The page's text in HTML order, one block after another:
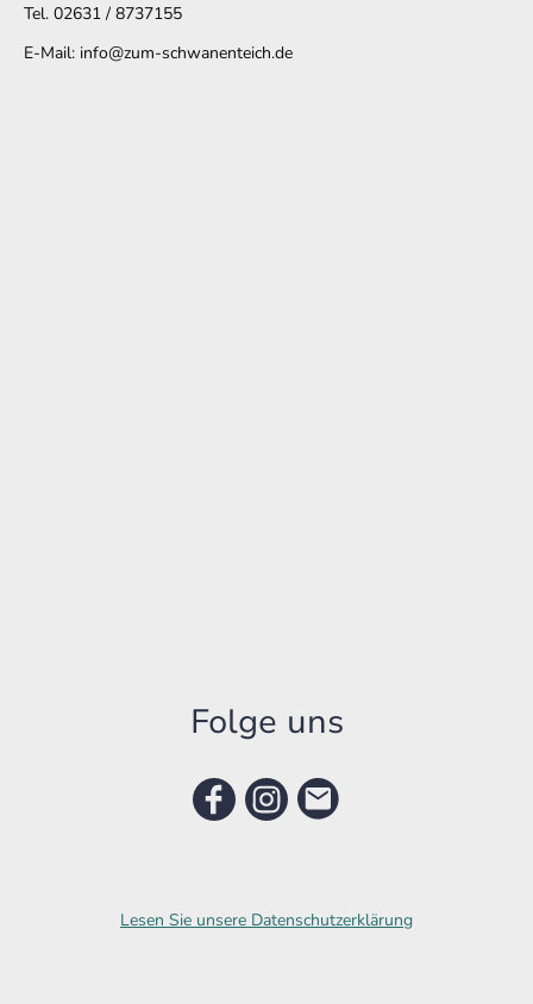
Tel. 02631 / 8737155
E-Mail: info@zum-schwanenteich.de
Folge uns
Lesen Sie unsere Datenschutzerklärung